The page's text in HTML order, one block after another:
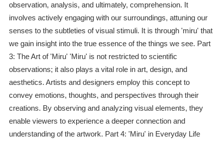
observation, analysis, and ultimately, comprehension. It
involves actively engaging with our surroundings, attuning our
senses to the subtleties of visual stimuli. It is through 'miru' that
we gain insight into the true essence of the things we see. Part
3: The Art of 'Miru' 'Miru' is not restricted to scientific
observations; it also plays a vital role in art, design, and
aesthetics. Artists and designers employ this concept to
convey emotions, thoughts, and perspectives through their
creations. By observing and analyzing visual elements, they
enable viewers to experience a deeper connection and
understanding of the artwork. Part 4: 'Miru' in Everyday Life